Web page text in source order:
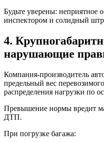
Будьте уверены: неприятное
инспектором и солидный
4.
нарушающие
Компания-производитель
предельный вес
распределения нагрузки по
Превышение нормы вредит
ДТП.
При погрузке багажа: